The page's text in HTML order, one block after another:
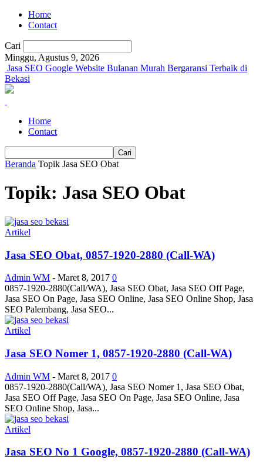
Home
Contact
Cari
Minggu, Agustus 9, 2026
Jasa SEO Google Website Bulanan Murah Bergaransi Terbaik di
Bekasi
Home
Contact
Beranda Topik Jasa SEO Obat
Topik: Jasa SEO Obat
Artikel
Jasa SEO Obat, 0857-1920-2880 (Call-WA)
Admin WM - Maret 8, 2017 0
0857-1920-2880(Call/WA), Jasa SEO Obat, Jasa SEO Off Page,
Jasa SEO On Page, Jasa SEO Online, Jasa SEO Online Shop, Jasa
SEO Palembang, Jasa SEO...
Artikel
Jasa SEO Nomer 1, 0857-1920-2880 (Call-WA)
Admin WM - Maret 8, 2017 0
0857-1920-2880(Call/WA), Jasa SEO Nomer 1, Jasa SEO Obat,
Jasa SEO Off Page, Jasa SEO On Page, Jasa SEO Online, Jasa
SEO Online Shop, Jasa...
Artikel
Jasa SEO No 1 Google, 0857-1920-2880 (Call-WA)